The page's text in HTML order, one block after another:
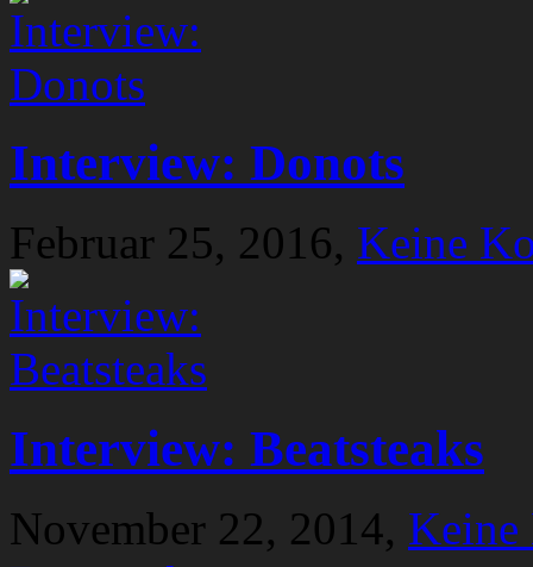
Interview: Donots
Februar 25, 2016, Keine
Interview: Beatsteaks
November 22, 2014, Keine